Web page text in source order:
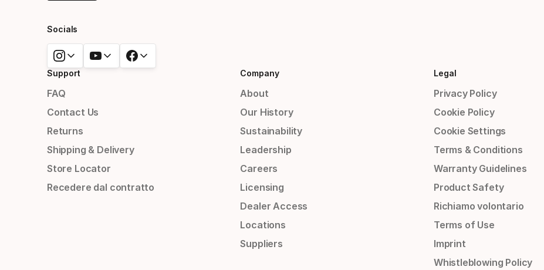
Socials
Support
FAQ
Contact Us
Returns
Shipping & Delivery
Store Locator
Recedere dal contratto
Company
About
Our History
Sustainability
Leadership
Careers
Licensing
Dealer Access
Locations
Suppliers
Legal
Privacy Policy
Cookie Policy
Cookie Settings
Terms & Conditions
Warranty Guidelines
Product Safety
Richiamo volontario
Terms of Use
Imprint
Whistleblowing Policy